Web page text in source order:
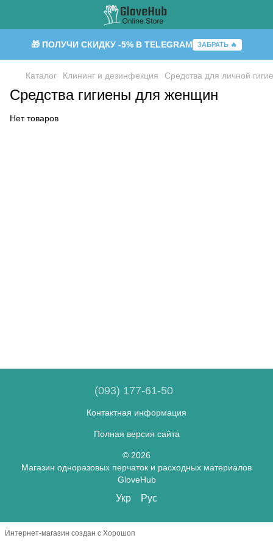
🎁 ПОЛУЧИ СКИДКУ -5% В TELEGRAM ЗАБРАТЬ 🔥
Каталог Клининг и дезинфекция Средства для личной
Средства гигиены для женщин
Нет товаров
(093) 177-61-50
Контактная информация
Полная версия сайта
© 2026
Магазин одноразовых перчаток и расходных материалов
GloveHub
Укр Рус
Интернет-магазин создан с Хорошоп